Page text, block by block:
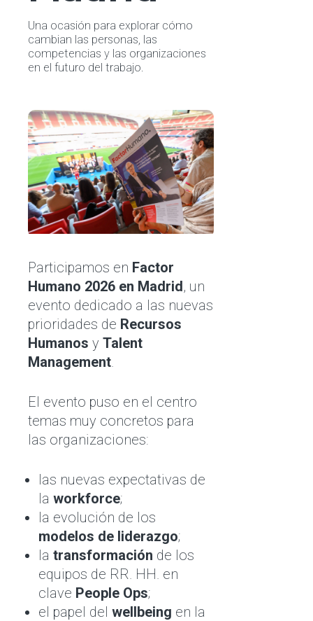
Una ocasión para explorar cómo
cambian las personas, las
competencias y las organizaciones
en el futuro del trabajo.
Participamos en Factor
Humano 2026 en Madrid, un
evento dedicado a las nuevas
prioridades de Recursos
Humanos y Talent
Management.
El evento puso en el centro
temas muy concretos para
las organizaciones:
las nuevas expectativas de
la workforce;
la evolución de los
modelos de liderazgo;
la transformación de los
equipos de RR. HH. en
clave People Ops;
el papel del wellbeing en la